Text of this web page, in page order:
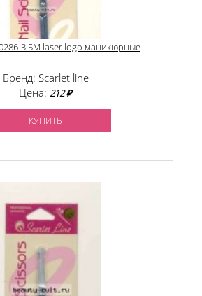
3.5M laser logo маникюрные
Бренд: Scarlet line
Цена: 212 ₽
КУПИТЬ